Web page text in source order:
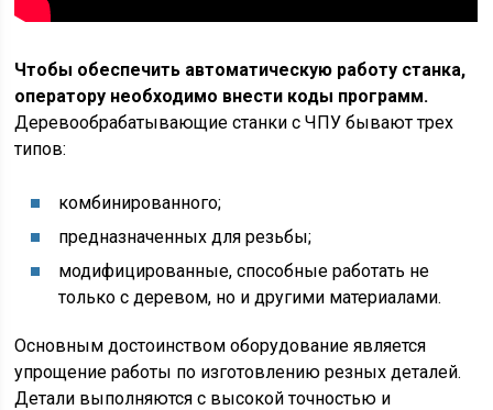
Чтобы обеспечить автоматическую работу станка,
оператору необходимо внести коды программ.
Деревообрабатывающие станки с ЧПУ бывают трех
типов:
комбинированного;
предназначенных для резьбы;
модифицированные, способные работать не
только с деревом, но и другими материалами.
Основным достоинством оборудование является
упрощение работы по изготовлению резных деталей.
Детали выполняются с высокой точностью и